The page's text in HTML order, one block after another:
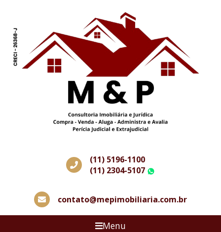
(11) 5196-1100
(11) 2304-5107
contato@mepimobiliaria.com.br
Menu